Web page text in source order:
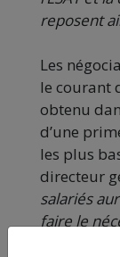
reposent
Les
le courant
obtenu
d’une
les plus
directeur
salariés
faire le